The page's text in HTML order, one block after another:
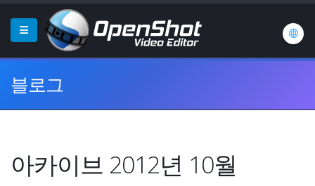
블로그
아카이브 2012년 10월